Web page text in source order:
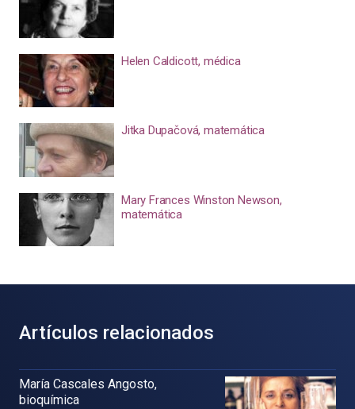
Helen Caldicott, médica
Jitka Dupačová, matemática
Mary Frances Winston Newson,
matemática
Artículos relacionados
María Cascales Angosto,
bioquímica